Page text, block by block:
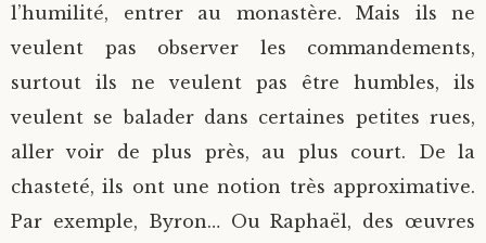
l’humilité, entrer au monastère. Mais ils ne
veulent pas observer les commandements,
surtout ils ne veulent pas être humbles, ils
veulent se balader dans certaines petites rues,
aller voir de plus près, au plus court. De la
chasteté, ils ont une notion très approximative.
Par exemple, Byron… Ou Raphaël, des œuvres